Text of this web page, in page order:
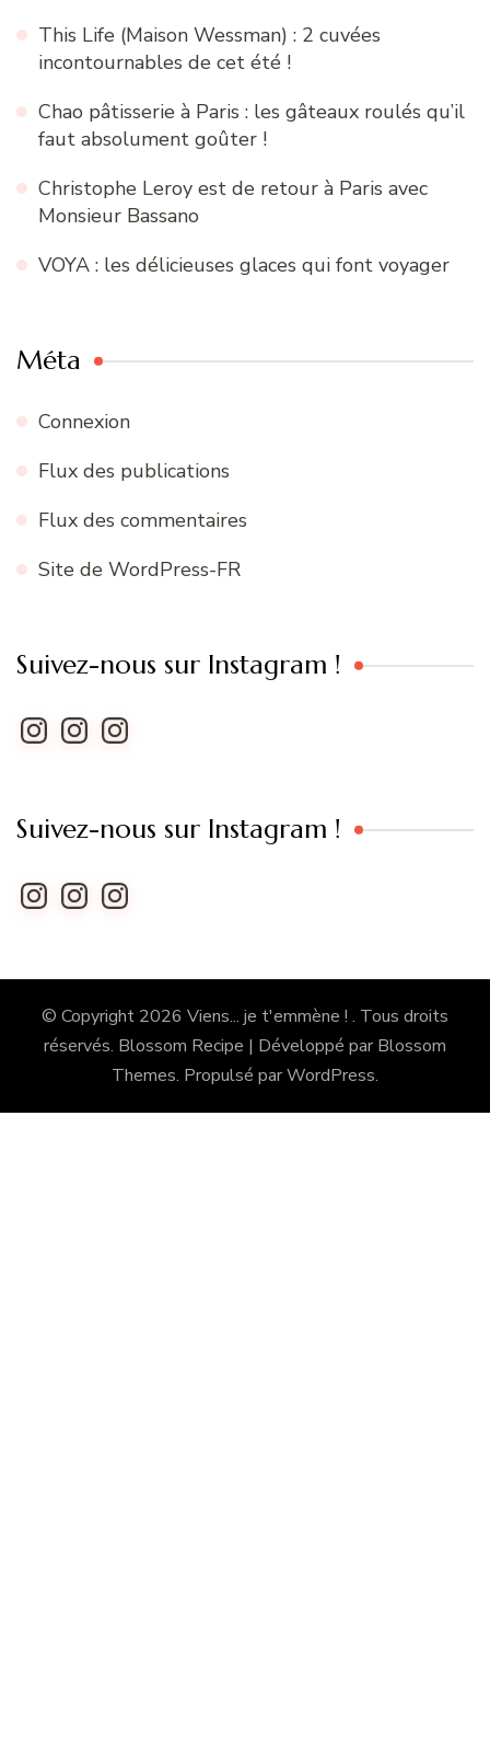
This Life (Maison Wessman) : 2 cuvées
incontournables de cet été !
Chao pâtisserie à Paris : les gâteaux roulés qu’il
faut absolument goûter !
Christophe Leroy est de retour à Paris avec
Monsieur Bassano
VOYA : les délicieuses glaces qui font voyager
Méta
Connexion
Flux des publications
Flux des commentaires
Site de WordPress-FR
Suivez-nous sur Instagram !
Instagram
InstagramInstagram
Suivez-nous sur Instagram !
Instagram
InstagramInstagram
© Copyright 2026 Viens... je t'emmène ! . Tous droits
réservés. Blossom Recipe | Développé par Blossom
Themes. Propulsé parWordPress.